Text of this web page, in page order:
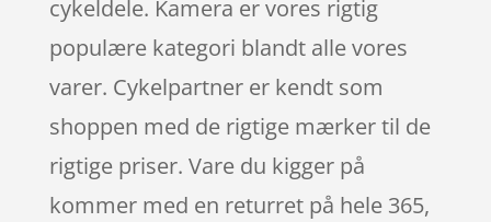
cykeldele. Kamera er vores rigtig
populære kategori blandt alle vores
varer. Cykelpartner er kendt som
shoppen med de rigtige mærker til de
rigtige priser. Vare du kigger på
kommer med en returret på hele 365,